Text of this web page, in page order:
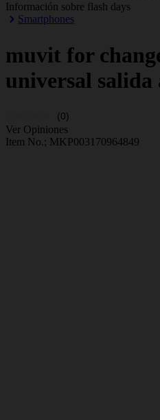
Información sobre flash days
Smartphones
muvit for
universal salida
(0)
Ver Opiniones
Item No.; MKP003170964849